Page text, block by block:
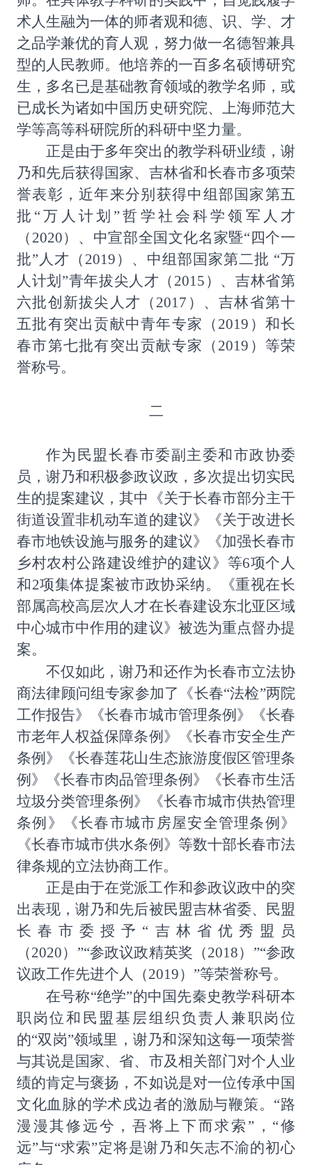
术人生融为一体的师者观和德、识、学、才
之品学兼优的育人观，努力做一名德智兼具
型的人民教师。他培养的一百多名硕博研究
生，多名已是基础教育领域的教学名师，或
已成长为诸如中国历史研究院、上海师范大
学等高等科研院所的科研中坚力量。
正是由于多年突出的教学科研业绩，谢
乃和先后获得国家、吉林省和长春市多项荣
誉表彰，近年来分别获得中组部国家第五
批 “万人计划”哲学社会科学领军人才
（ 2020）、中宣部全国文化名家暨“四个一
批”人才（ 2019 ）、中组部国家第二批 “万
人计划”青年拔尖人才（ 2015 ）、吉林省第
六批创新拔尖人才（ 2017 ）、吉林省第十
五批有突出贡献中青年专家（ 2019 ）和长
春市第七批有突出贡献专家（ 2019 ）等荣
誉称号。
二
作为民盟长春市委副主委和市政协委
员，谢乃和积极参政议政，多次提出切实民
生的提案建议，其中《关于长春市部分主干
街道设置非机动车道的建议》《关于改进长
春市地铁设施与服务的建议》《加强长春市
乡村农村公路建设维护的建议》等6项个人
和2项集体提案被市政协采纳。《重视在长
部属高校高层次人才在长春建设东北亚区域
中心城市中作用的建议》被选为重点督办提
案。
不仅如此，谢乃和还作为长春市立法协
商法律顾问组专家参加了《长春“法检”两院
工作报告》《长春市城市管理条例》《长春
市老年人权益保障条例》《长春市安全生产
条例》《长春莲花山生态旅游度假区管理条
例》《长春市肉品管理条例》《长春市生活
垃圾分类管理条例》《长春市城市供热管理
条例》《长春市城市房屋安全管理条例》
《长春市城市供水条例》等数十部长春市法
律条规的立法协商工作。
正是由于在党派工作和参政议政中的突
出表现，谢乃和先后被民盟吉林省委、民盟
长春市委授予 “吉林省优秀盟员
（2020）”“参政议政精英奖（2018）”“参政
议政工作先进个人（2019）”等荣誉称号。
在号称“绝学”的中国先秦史教学科研本
职岗位和民盟基层组织负责人兼职岗位
的“双岗”领域里，谢乃和深知这每一项荣誉
与其说是国家、省、市及相关部门对个人业
绩的肯定与褒扬，不如说是对一位传承中国
文化血脉的学术戍边者的激励与鞭策。“路
漫漫其修远兮，吾将上下而求索”，“修
远”与“求索”定将是谢乃和矢志不渝的初心